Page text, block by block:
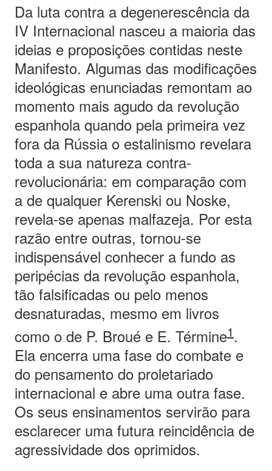
Da luta contra a degenerescência da
IV Internacional nasceu a maioria das
ideias e proposições contidas neste
Manifesto. Algumas das modificações
ideológicas enunciadas remontam ao
momento mais agudo da revolução
espanhola quando pela primeira vez
fora da Rússia o estalinismo revelara
toda a sua natureza contra-
revolucionária: em comparação com
a de qualquer Kerenski ou Noske,
revela-se apenas malfazeja. Por esta
razão entre outras, tornou-se
indispensável conhecer a fundo as
peripécias da revolução espanhola,
tão falsificadas ou pelo menos
desnaturadas, mesmo em livros
como o de P. Broué e E. Términe1 .
Ela encerra uma fase do combate e
do pensamento do proletariado
internacional e abre uma outra fase.
Os seus ensinamentos servirão para
esclarecer uma futura reincidência de
agressividade dos oprimidos.